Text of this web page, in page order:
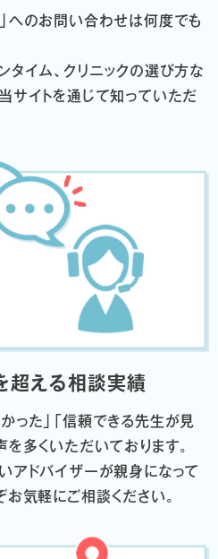
へのお問い合わせは何度でも
タイム、クリニックの選び方な
サイトを通じて知っていただ
える相談実績
った」「信頼できる先生が見
を多くいただいております。
アドバイザーが親身になって
お気軽にご相談ください。